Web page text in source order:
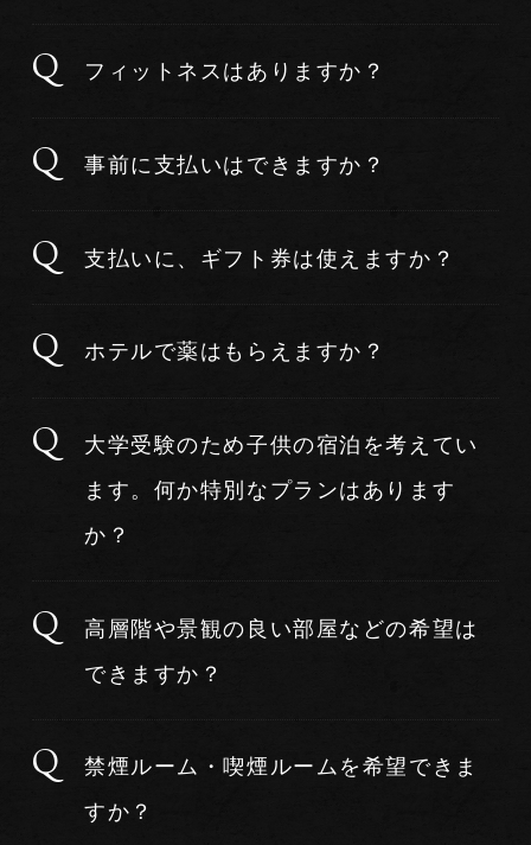
フィットネスはありますか？
事前に支払いはできますか？
支払いに、ギフト券は使えますか？
ホテルで薬はもらえますか？
大学受験のため子供の宿泊を考えてい
ます。何か特別なプランはあります
か？
高層階や景観の良い部屋などの希望は
できますか？
禁煙ルーム・喫煙ルームを希望できま
すか？